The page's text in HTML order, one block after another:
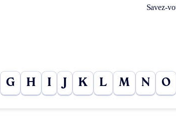
Savez-
G H I K L M N O